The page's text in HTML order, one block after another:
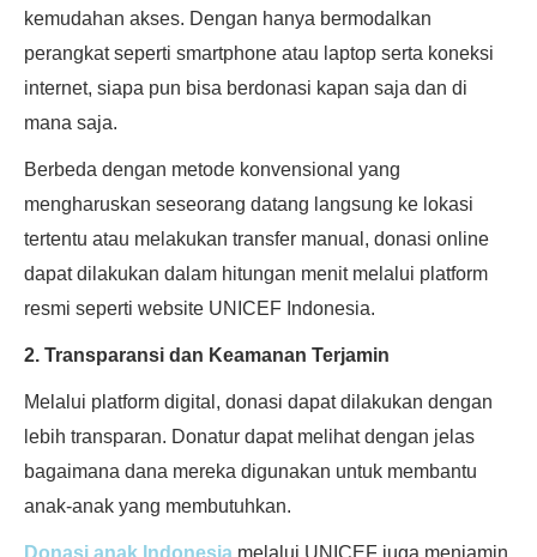
kemudahan akses. Dengan hanya bermodalkan
perangkat seperti smartphone atau laptop serta koneksi
internet, siapa pun bisa berdonasi kapan saja dan di
mana saja.
Berbeda dengan metode konvensional yang
mengharuskan seseorang datang langsung ke lokasi
tertentu atau melakukan transfer manual, donasi online
dapat dilakukan dalam hitungan menit melalui platform
resmi seperti website UNICEF Indonesia.
2. Transparansi dan Keamanan Terjamin
Melalui platform digital, donasi dapat dilakukan dengan
lebih transparan. Donatur dapat melihat dengan jelas
bagaimana dana mereka digunakan untuk membantu
anak-anak yang membutuhkan.
Donasi anak Indonesia melalui UNICEF juga menjamin